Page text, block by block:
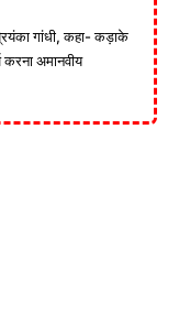
गांधी, कहा- कड़ाके
करना अमानवीय